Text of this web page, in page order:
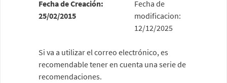
Fecha de Creación:
25/02/2015
Fecha de
modificacion:
12/12/2025
Si va a utilizar el correo electrónico, es
recomendable tener en cuenta una serie de
recomendaciones.